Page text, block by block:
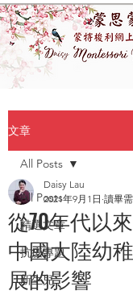
文章
All Posts
精選文章
抗疫專題
新生兒
All Posts
從70年代以
中國大陸幼
展的影響
Daisy Lau
2021年9月1日 讀畢